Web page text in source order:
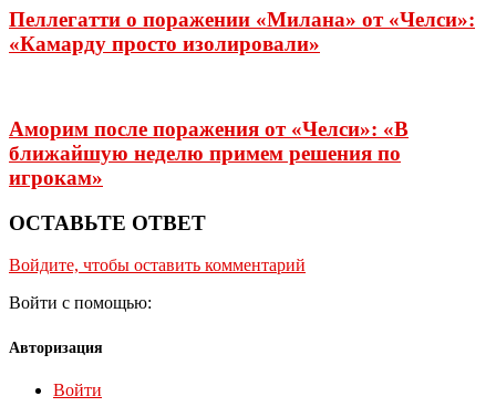
Пеллегатти о поражении «Милана» от «Челси»:
«Камарду просто изолировали»
Аморим после поражения от «Челси»: «В
ближайшую неделю примем решения по
игрокам»
ОСТАВЬТЕ ОТВЕТ
Войдите, чтобы оставить комментарий
Войти с помощью:
Авторизация
Войти